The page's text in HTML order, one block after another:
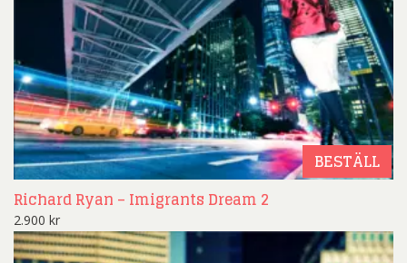
BESTÄLL
Richard Ryan – Imigrants Dream 2
2.900 kr